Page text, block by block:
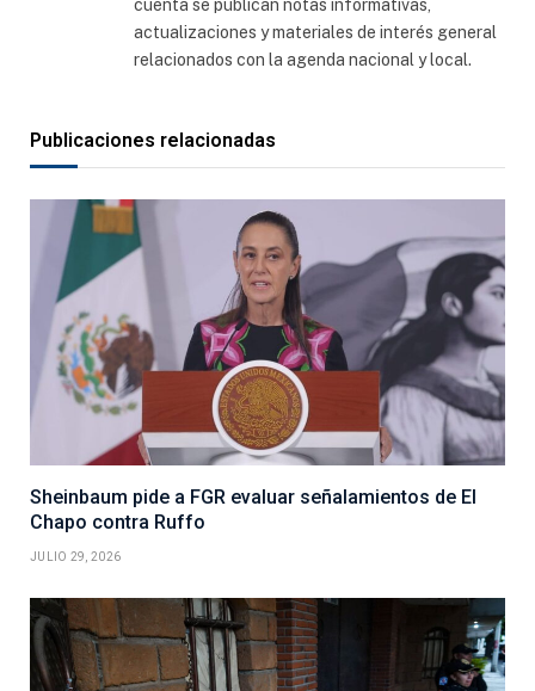
cuenta se publican notas informativas,
actualizaciones y materiales de interés general
relacionados con la agenda nacional y local.
Publicaciones relacionadas
Sheinbaum pide a FGR evaluar señalamientos de El
Chapo contra Ruffo
JULIO 29, 2026